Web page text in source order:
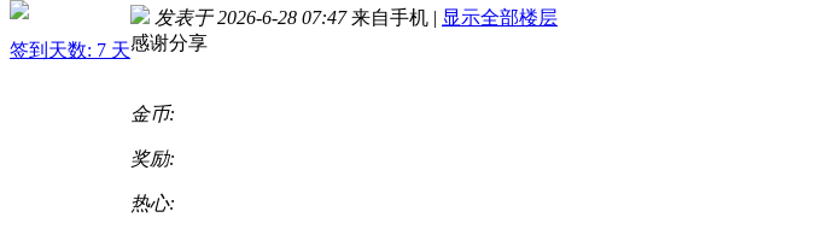
签到天数: 7 天
发表于 2026-6-28 07:47 来自手机 | 显示全部楼层
感谢分享
金币:
奖励:
热心: